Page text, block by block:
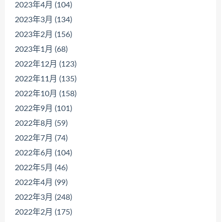
2023年4月 (104)
2023年3月 (134)
2023年2月 (156)
2023年1月 (68)
2022年12月 (123)
2022年11月 (135)
2022年10月 (158)
2022年9月 (101)
2022年8月 (59)
2022年7月 (74)
2022年6月 (104)
2022年5月 (46)
2022年4月 (99)
2022年3月 (248)
2022年2月 (175)